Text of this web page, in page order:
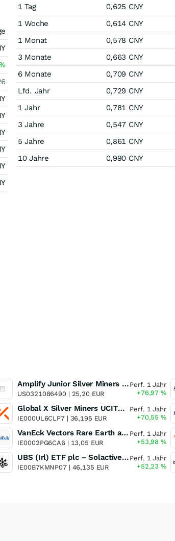
1 Tag 0,625 CNY
1 Woche
0,614 CNY
1 Monat
0,578 CNY
3 Monate
0,663 CNY
6 Monate
0,709 CNY
Lfd. Jahr
0,729 CNY
1 Jahr
0,781 CNY
3 Jahre
0,547 CNY
5 Jahre
0,861 CNY
10 Jahre
0,990 CNY
Amplify Junior Silver Miners ETF Junior Silver Miners ETF
US0321086490 | 25,20 EUR
Perf. 1 Jahr
+76,97%
Global X Silver Miners UCITS ETF
IE000UL6CLP7 | 36,195 EUR
Perf. 1 Jahr
+70,55%
VanEck Vectors Rare Earth and Strategic Metals UCITS ETF
IE0002PG6CA6 | 13,05 EUR
Perf. 1 Jahr
+53,98%
UBS (Irl) ETF plc – Solactive Global Pure Gold Miners UCITS ETF - A Dis USD o.N.
IE00B7KMNP07 | 46,135 EUR
Perf. 1 Jahr
+52,23%